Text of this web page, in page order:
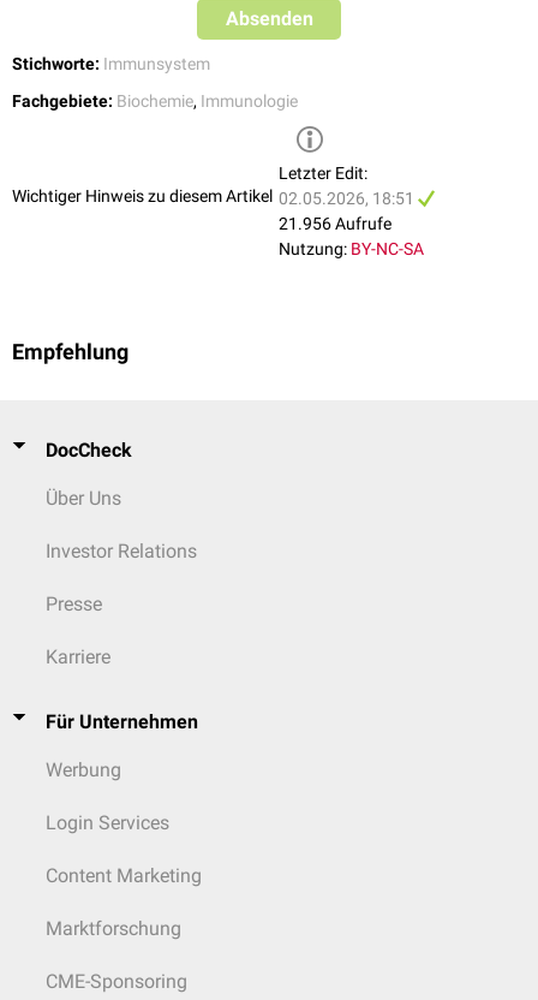
Absenden
Stichworte: Immunsystem
Fachgebiete: Biochemie, Immunologie
Wichtiger Hinweis zu diesem Artikel
Letzter Edit:
02.05.2026, 18:51
21.956 Aufrufe
Nutzung: BY-NC-SA
Empfehlung
DocCheck
Über Uns
Investor Relations
Presse
Karriere
Für Unternehmen
Werbung
Login Services
Content Marketing
Marktforschung
CME-Sponsoring